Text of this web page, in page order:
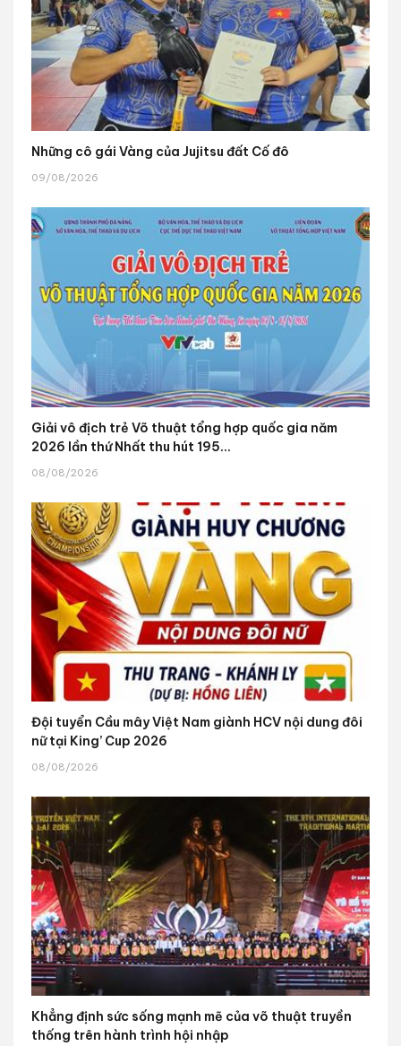
Những cô gái Vàng của Jujitsu đất Cố đô
09/08/2026
Giải vô địch trẻ Võ thuật tổng hợp quốc gia năm
2026 lần thứ Nhất thu hút 195...
08/08/2026
Đội tuyển Cầu mây Việt Nam giành HCV nội dung đôi
nữ tại King’ Cup 2026
08/08/2026
Khẳng định sức sống mạnh mẽ của võ thuật truyền
thống trên hành trình hội nhập